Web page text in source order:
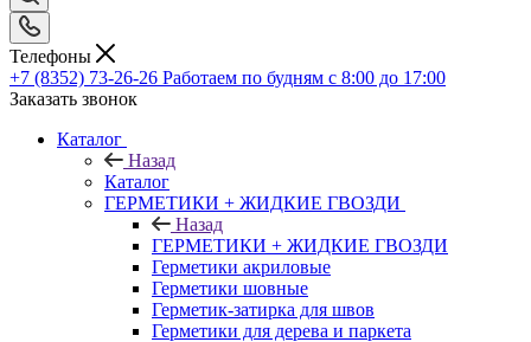
Телефоны
+7 (8352) 73-26-26 Работаем по будням с 8:00 до 17:00
Заказать звонок
Каталог
Назад
Каталог
ГЕРМЕТИКИ + ЖИДКИЕ ГВОЗДИ
Назад
ГЕРМЕТИКИ + ЖИДКИЕ ГВОЗДИ
Герметики акриловые
Герметики шовные
Герметик-затирка для швов
Герметики для дерева и паркета